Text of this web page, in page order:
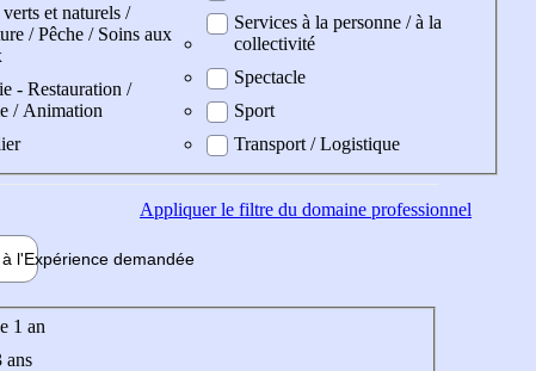
verts et naturels /
/ Pêche / Soins aux
- Restauration /
/ Animation
Services à la personne / à la
collectivité
Spectacle
Sport
Transport / Logistique
Appliquerle filtre du domaine professionnel
l'Expérience demandée
1 an
ans